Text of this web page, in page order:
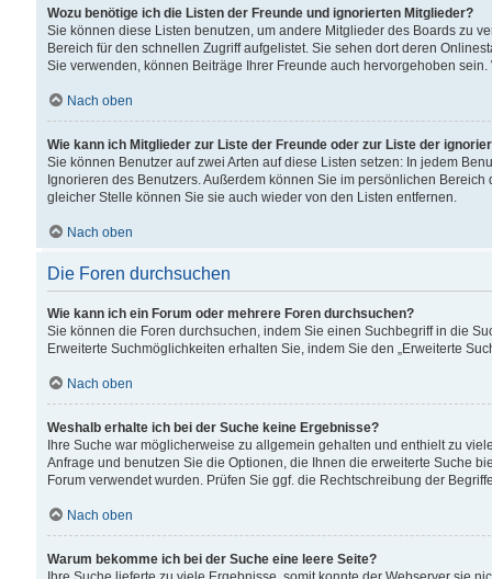
Wozu benötige ich die Listen der Freunde und ignorierten Mitglieder?
Sie können diese Listen benutzen, um andere Mitglieder des Boards zu
Bereich für den schnellen Zugriff aufgelistet. Sie sehen dort deren
Sie verwenden, können Beiträge Ihrer Freunde auch hervorgehoben
Nach oben
Wie kann ich Mitglieder zur Liste der Freunde oder zur Liste der
Sie können Benutzer auf zwei Arten auf diese Listen setzen: In jedem
Ignorieren des Benutzers. Außerdem können Sie im persönlichen
gleicher Stelle können Sie sie auch wieder von den Listen entfernen.
Nach oben
Die Foren durchsuchen
Wie kann ich ein Forum oder mehrere Foren durchsuchen?
Sie können die Foren durchsuchen, indem Sie einen Suchbegriff in die
Erweiterte Suchmöglichkeiten erhalten Sie, indem Sie den „Erweiterte
Nach oben
Weshalb erhalte ich bei der Suche keine Ergebnisse?
Ihre Suche war möglicherweise zu allgemein gehalten und enthielt zu
Anfrage und benutzen Sie die Optionen, die Ihnen die erweiterte Suche
Forum verwendet wurden. Prüfen Sie ggf. die Rechtschreibung der
Nach oben
Warum bekomme ich bei der Suche eine leere Seite?